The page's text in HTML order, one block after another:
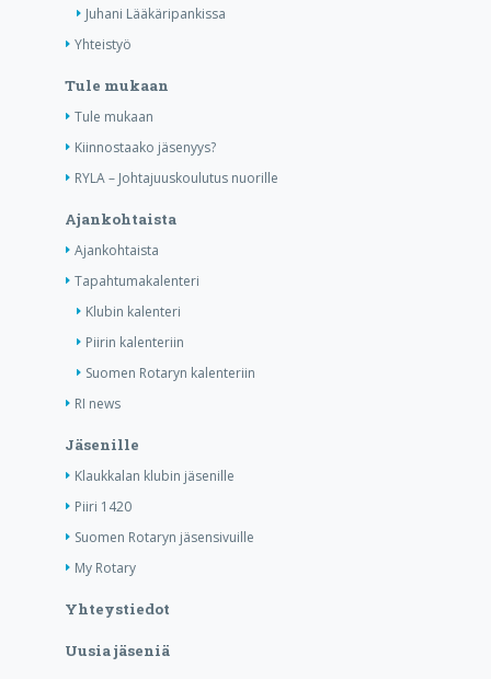
Juhani Lääkäripankissa
Yhteistyö
Tule mukaan
Tule mukaan
Kiinnostaako jäsenyys?
RYLA – Johtajuuskoulutus nuorille
Ajankohtaista
Ajankohtaista
Tapahtumakalenteri
Klubin kalenteri
Piirin kalenteriin
Suomen Rotaryn kalenteriin
RI news
Jäsenille
Klaukkalan klubin jäsenille
Piiri 1420
Suomen Rotaryn jäsensivuille
My Rotary
Yhteystiedot
Uusia jäseniä